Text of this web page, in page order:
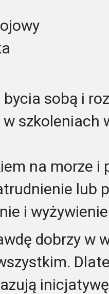
sobą i
szkoleniach
na morze i
lub
i wyżywienie
dobrzy w